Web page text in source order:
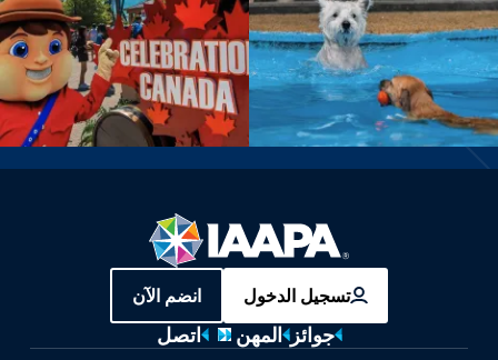
تسجيل الدخول انضم الآن
جوائز المهن
اتصل